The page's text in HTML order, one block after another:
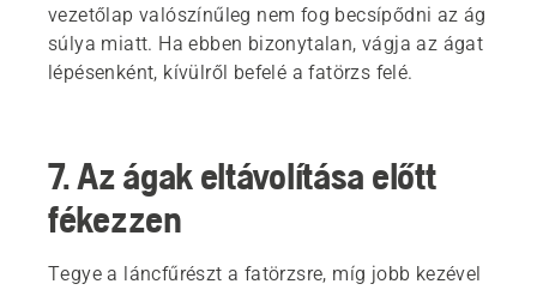
vezetőlap valószínűleg nem fog becsípődni az ág
súlya miatt. Ha ebben bizonytalan, vágja az ágat
lépésenként, kívülről befelé a fatörzs felé.
7. Az ágak eltávolítása előtt
fékezzen
Tegye a láncfűrészt a fatörzsre, míg jobb kezével